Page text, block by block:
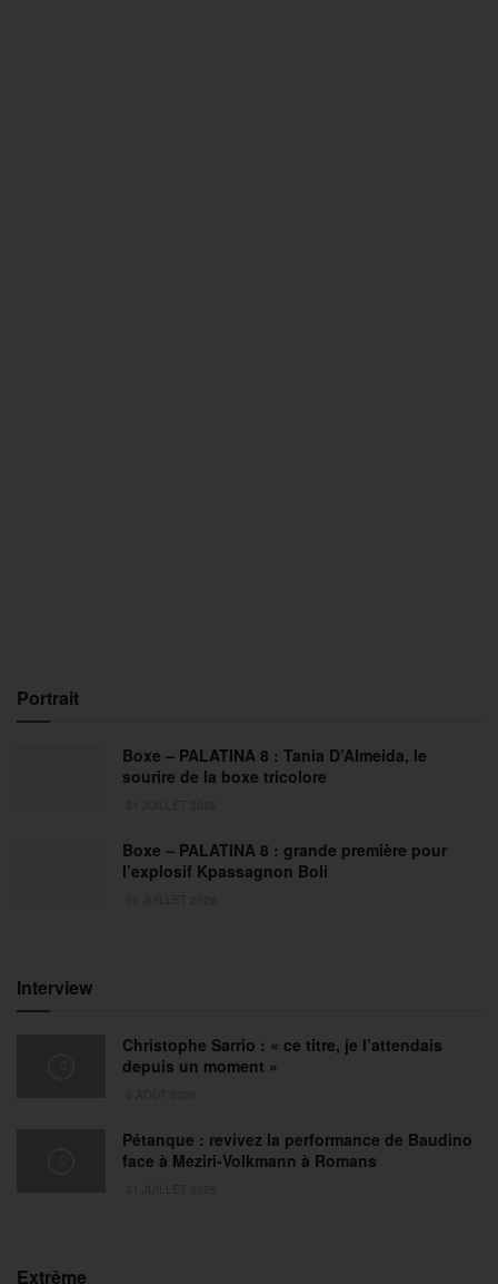
Portrait
Boxe – PALATINA 8 : Tania D’Almeida, le
sourire de la boxe tricolore
Boxe – PALATINA 8 : grande première pour
l’explosif Kpassagnon Boli
Interview
Christophe Sarrio : « ce titre, je l’attendais
depuis un moment »
Pétanque : revivez la performance de Baudino
face à Meziri-Volkmann à Romans
Extrême